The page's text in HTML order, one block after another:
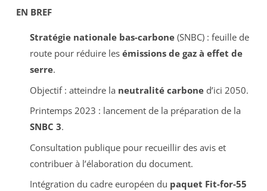
EN BREF
Stratégie nationale bas-carbone(SNBC) : feuille de
route pour réduire les émissions de gaz à effet de
serre.
Objectif : atteindre la neutralité carboned’ici 2050.
Printemps 2023 : lancement de la préparation de la
SNBC 3.
Consultation publique pour recueillir des avis et
contribuer à l’élaboration du document.
Intégration du cadre européen du paquet Fit-for-55